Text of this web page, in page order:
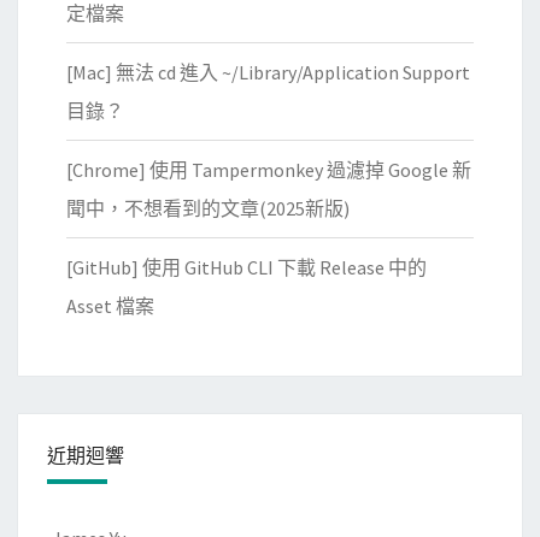
使
用
3
建
立
靜
態
定檔案
[Mac] 無法 cd 進入 ~/Library/Application Support
目錄？
[Chrome] 使用 Tampermonkey 過濾掉 Google 新
聞中，不想看到的文章(2025新版)
[GitHub] 使用 GitHub CLI 下載 Release 中的
Asset 檔案
近期迴響